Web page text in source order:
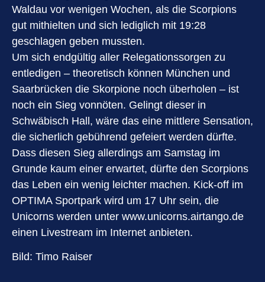
Waldau vor wenigen Wochen, als die Scorpions
gut mithielten und sich lediglich mit 19:28
geschlagen geben mussten.
Um sich endgültig aller Relegationssorgen zu
entledigen – theoretisch können München und
Saarbrücken die Skorpione noch überholen – ist
noch ein Sieg vonnöten. Gelingt dieser in
Schwäbisch Hall, wäre das eine mittlere Sensation,
die sicherlich gebührend gefeiert werden dürfte.
Dass diesen Sieg allerdings am Samstag im
Grunde kaum einer erwartet, dürfte den Scorpions
das Leben ein wenig leichter machen. Kick-off im
OPTIMA Sportpark wird um 17 Uhr sein, die
Unicorns werden unter www.unicorns.airtango.de
einen Livestream im Internet anbieten.
Bild: Timo Raiser